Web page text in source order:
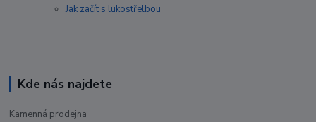
Jak začít s lukostřelbou
Kde nás najdete
Kamenná prodejna